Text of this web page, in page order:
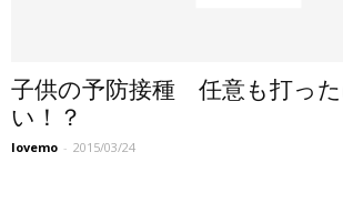
子供の予防接種 任意も打っ
い！？
lovemo - 2015/03/24